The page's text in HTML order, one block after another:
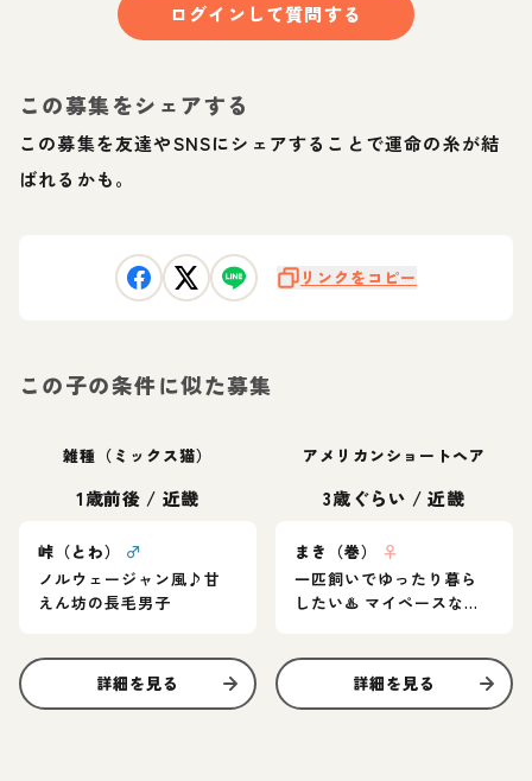
ログインして質問する
この募集をシェアする
この募集を友達やSNSにシェアすることで運命の糸が結
ばれるかも。
リンクをコピー
この子の条件に似た募集
雑種（ミックス猫）
1歳前後 / 近畿
峠（とわ）
♂
ノルウェージャン風♪甘
えん坊の長毛男子
詳細を見る
アメリカンショートヘア
3歳ぐらい /近畿
まき（巻）
♀
一匹飼いでゆったり暮ら
したい♨️ マイペースなア
詳細を見る